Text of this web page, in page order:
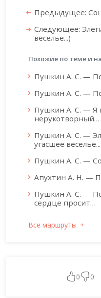
Предыдущее:
Следующее:
веселье...)
Похожие по теме и
Пушкин А. С. —
Пушкин А. С. —
Пушкин А. С. — Я
нерукотворный…
Пушкин А. С. —
угасшее
Пушкин А. С. —
Апухтин А. Н. —
Пушкин А. С. —
сердце просит…
Все маршруты
0 0